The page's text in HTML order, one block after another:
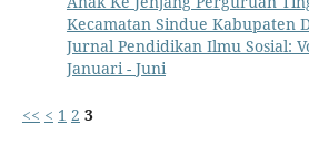
Kecamatan Sindue Kabupaten
Jurnal Pendidikan Ilmu Sosial:
Januari - Juni
<< < 1 2 3